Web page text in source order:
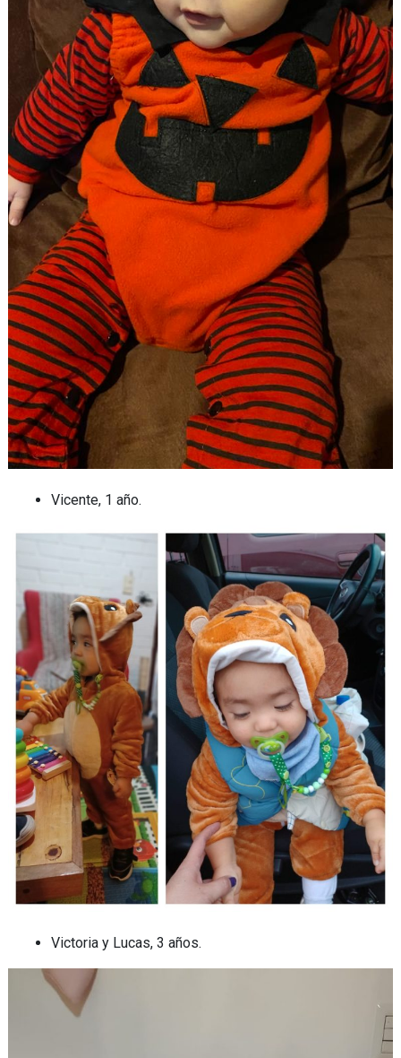
Vicente, 1 año.
Victoria y Lucas, 3 años.